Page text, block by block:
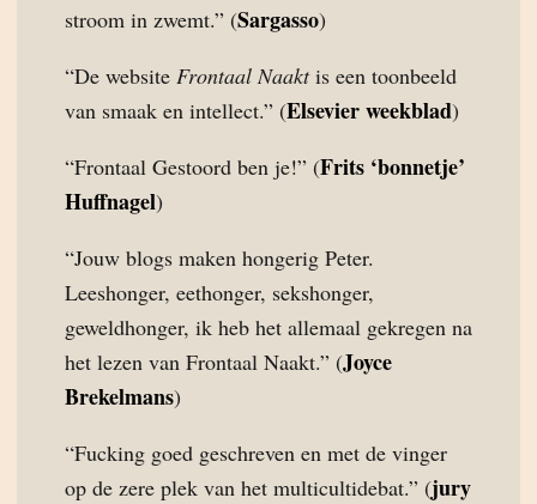
stroom in zwemt.” (Sargasso)
“De website Frontaal Naaktis een toonbeeld
van smaak en intellect.” (Elsevier weekblad)
“Frontaal Gestoord ben je!” (Frits ‘bonnetje’
Huffnagel)
“Jouw blogs maken hongerig Peter.
Leeshonger, eethonger, sekshonger,
geweldhonger, ik heb het allemaal gekregen na
het lezen van Frontaal Naakt.” (Joyce
Brekelmans)
“Fucking goed geschreven en met de vinger
op de zere plek van het multicultidebat.” (jury